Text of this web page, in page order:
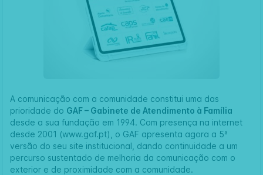
A comunicação com a comunidade constitui uma das
prioridade do GAF – Gabinete de Atendimento à Família
desde a sua fundação em 1994. Com presença na internet
desde 2001 (www.gaf.pt), o GAF apresenta agora a 5ª
versão do seu site institucional, dando continuidade a um
percurso sustentado de melhoria da comunicação com o
exterior e de proximidade com a comunidade.